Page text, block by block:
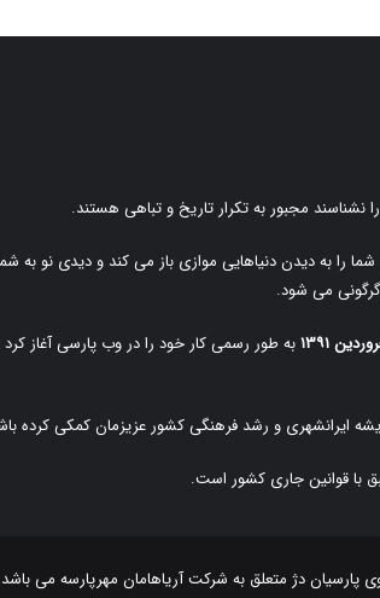
نشناسند مجبور به تکرار تاریخ و تباهی هستند.
را به دیدن دنیاهایی موازی باز می کند و دیدی نو به
می شود.
به طور رسمی کار خود را در وب پارسی آغاز
ایرانشهری و رشد فرهنگی کشور عزیزمان کمکی کرده
با قوانین جاری کشور است.
پارسیان دژ متعلق به شرکت آریاهامان مهرپارسه می